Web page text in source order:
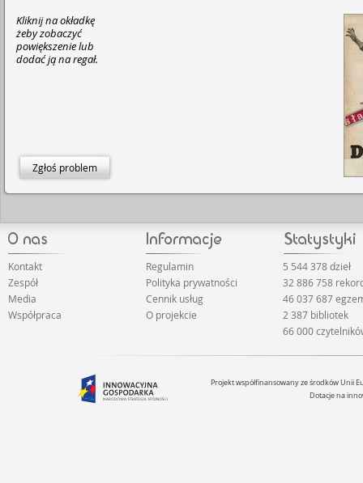
Kliknij na okładkę
żeby zobaczyć
powiększenie lub
dodać ją na regał.
Zgłoś problem
Kontakt
Zespół
Media
Współpraca
Regulamin
Polityka prywatności
Cennik usług
O projekcie
5 544 378 dzieł
32 886 758
46 037 687
2 387 bibliotek
66 000
Projekt współfinansowany ze środków Unii
Dotacje na